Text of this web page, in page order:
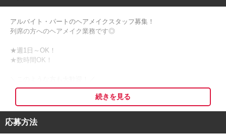
アルバイト・パートのヘアメイクスタッフ募集！
列席の方へのヘアメイク業務です◎
★週1日～OK！
★数時間OK！
「子育て中だからスポットで働きたい方」
「他の仕事もしているけど、美容師免許を活かしてヘアセットもした
い方」
-------------------------------------------------
続きを見る
応募方法